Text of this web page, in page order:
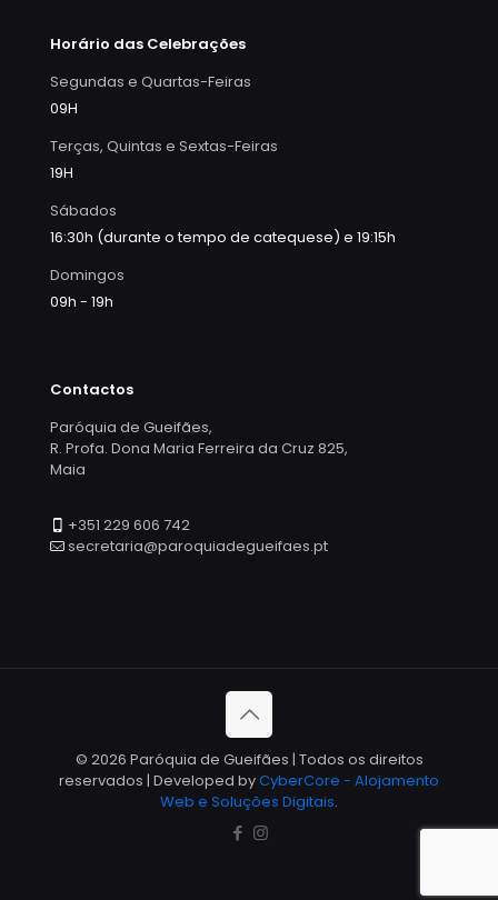
Horário das Celebrações
Segundas e Quartas-Feiras
09H
Terças, Quintas e Sextas-Feiras
19H
Sábados
16:30h (durante o tempo de catequese) e 19:15h
Domingos
09h - 19h
Contactos
Paróquia de Gueifães,
R. Profa. Dona Maria Ferreira da Cruz 825,
Maia
+351 229 606 742
secretaria@paroquiadegueifaes.pt
© 2026 Paróquia de Gueifães | Todos os direitos
reservados | Developed byCyberCore - Alojamento
Web e Soluções Digitais.